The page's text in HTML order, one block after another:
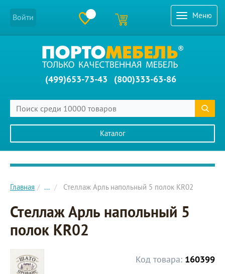
Меню
Войти
(499)653-73-43 (800)333-63-86
Каталог
Главное меню сайта
Главная ... Стеллаж Арль напольный 5 полок KR02
Стеллаж Арль напольный 5
полок KR02
Код товара: 160399